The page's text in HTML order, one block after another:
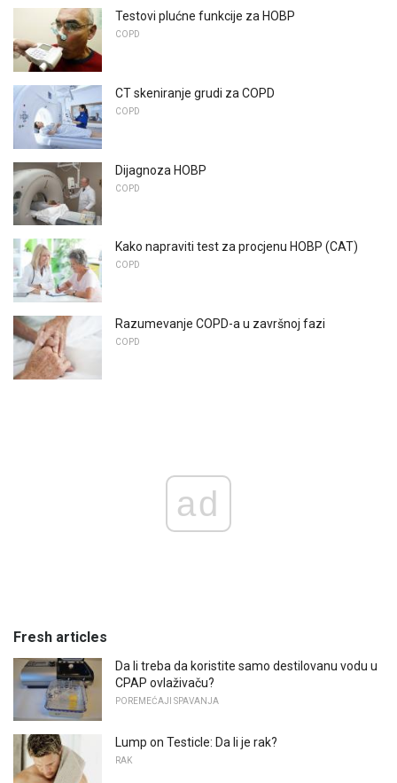
Testovi plućne funkcije za HOBP
COPD
CT skeniranje grudi za COPD
COPD
Dijagnoza HOBP
COPD
Kako napraviti test za procjenu HOBP (CAT)
COPD
Razumevanje COPD-a u završnoj fazi
COPD
ad
Fresh articles
Da li treba da koristite samo destilovanu vodu u
CPAP ovlaživaču?
POREMEĆAJI SPAVANJA
Lump on Testicle: Da li je rak?
RAK